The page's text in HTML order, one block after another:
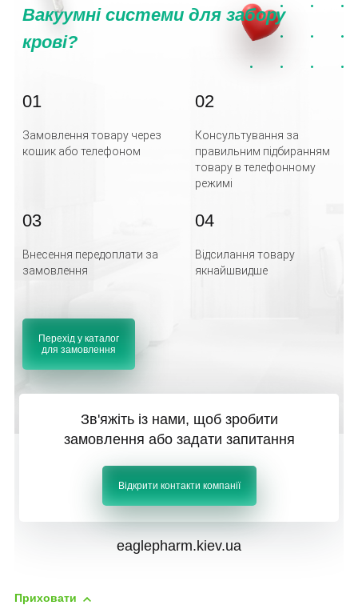
Вакуумні системи для забору
крові?
01
Замовлення товару через
кошик або телефоном
02
Консультування за
правильним підбиранням
товару в телефонному
режимі
03
Внесення передоплати за
замовлення
04
Відсилання товару
якнайшвидше
Перехід у каталог
для замовлення
Зв'яжіть із нами, щоб зробити
замовлення або задати запитання
Відкрити контакти компанії
eaglepharm.kiev.ua
Приховати